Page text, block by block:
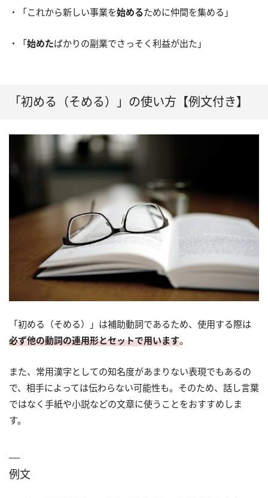
・「これから新しい事業を始めるために仲間を集める」
・「始めたばかりの副業でさっそく利益が出た」
「初める（そめる）」の使い方【例文付き】
「初める（そめる）」は補助動詞であるため、使用する際は
必ず他の動詞の連用形とセットで用います。
また、常用漢字としての知名度があまりない表現でもあるの
で、相手によっては伝わらない可能性も。そのため、話し言葉
ではなく手紙や小説などの文章に使うことをおすすめしま
す。
例文